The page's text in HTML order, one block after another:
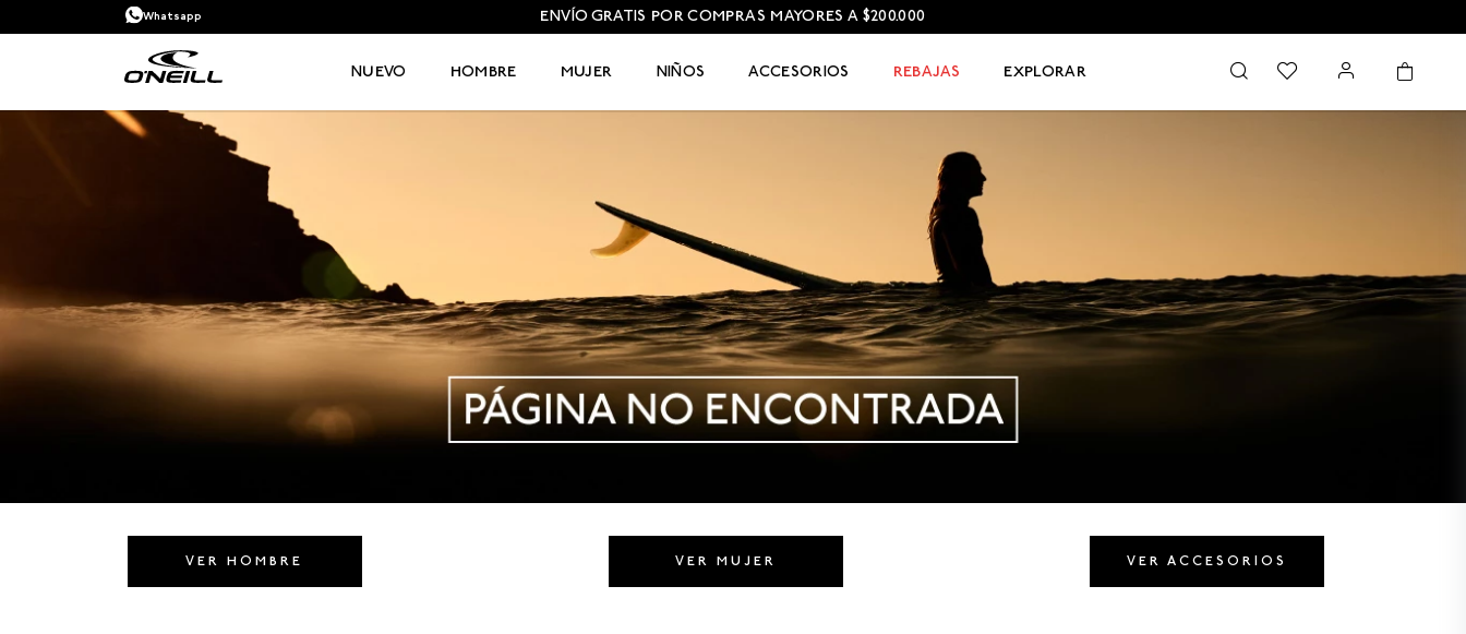
ENVÍO GRATIS POR COMPRAS MAYORES A $200.000
Whatsapp
NUEVO HOMBRE MUJER NIÑOS ACCESORIOS REBAJAS EXPLORAR
VER HOMBRE VER MUJER VER ACCESORIOS
TÉRMINOS MÁS BUSCADOS
3 SANDALIAS
8. GORRAS